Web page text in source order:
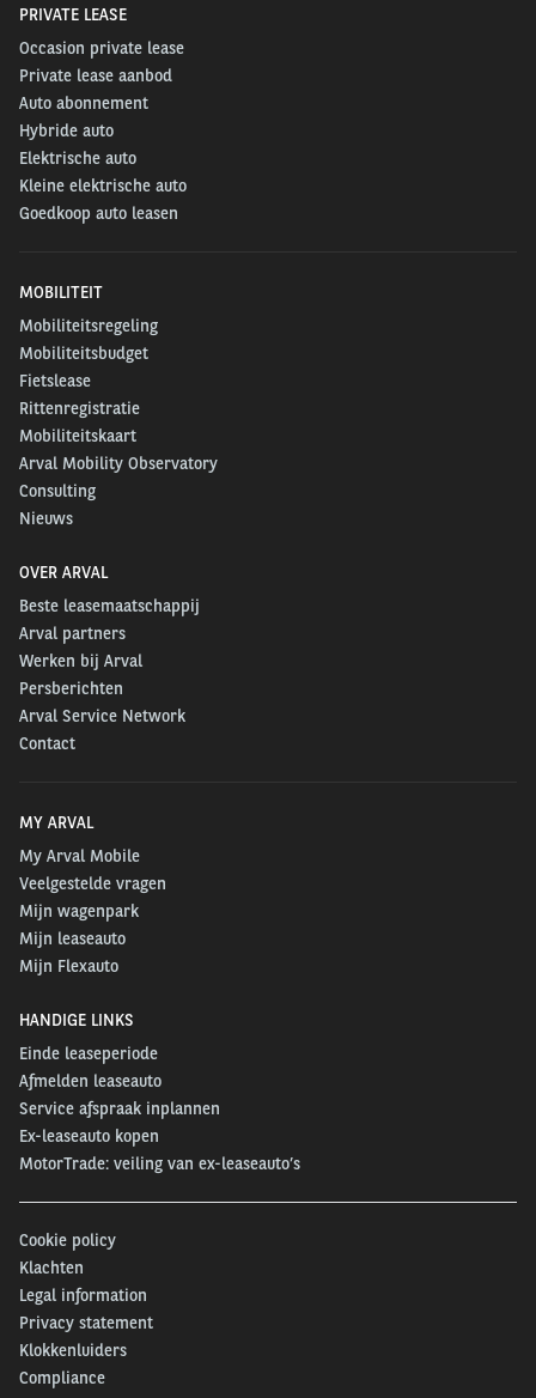
PRIVATE LEASE
Occasion private lease
Private lease aanbod
Auto abonnement
Hybride auto
Elektrische auto
Kleine elektrische auto
Goedkoop auto leasen
MOBILITEIT
Mobiliteitsregeling
Mobiliteitsbudget
Fietslease
Rittenregistratie
Mobiliteitskaart
Arval Mobility Observatory
Consulting
Nieuws
OVER ARVAL
Beste leasemaatschappij
Arval partners
Werken bij Arval
Persberichten
Arval Service Network
Contact
MY ARVAL
My Arval Mobile
Veelgestelde vragen
Mijn wagenpark
Mijn leaseauto
Mijn Flexauto
HANDIGE LINKS
Einde leaseperiode
Afmelden leaseauto
Service afspraak inplannen
Ex-leaseauto kopen
MotorTrade: veiling van ex-leaseauto’s
Cookie policy
Klachten
Legal information
Privacy statement
Klokkenluiders
Compliance